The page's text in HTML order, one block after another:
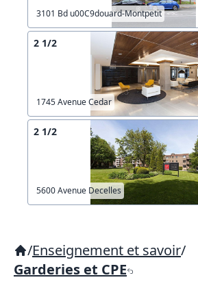
3101 Bd u00C9douard-Montpetit
2 1/2
1745 Avenue Cedar
2 1/2
5600 Avenue Decelles
/Enseignement et savoir/
Garderies et CPE